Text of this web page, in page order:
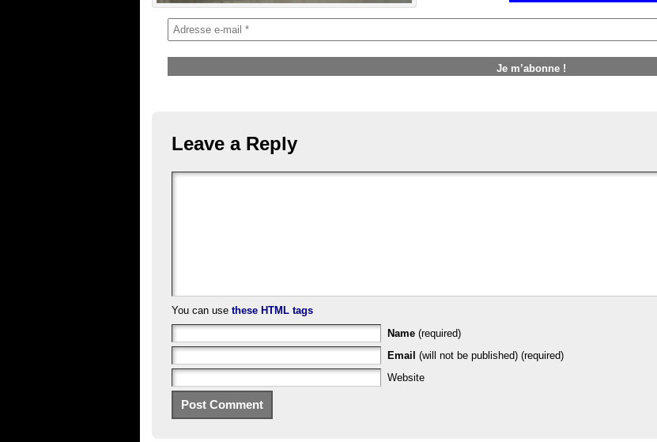
Leave a Reply
You can use these HTML tags
Name (required)
Email (will not be published) (required)
Website